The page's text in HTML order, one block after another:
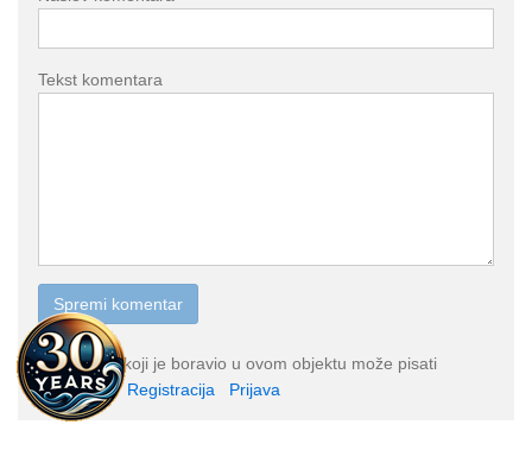
Tekst komentara
Samo gost koji je boravio u ovom objektu može pisati
komentar.
Registracija Prijava